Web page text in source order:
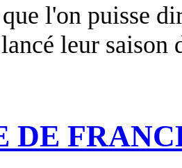
l'on puisse
leur
DE